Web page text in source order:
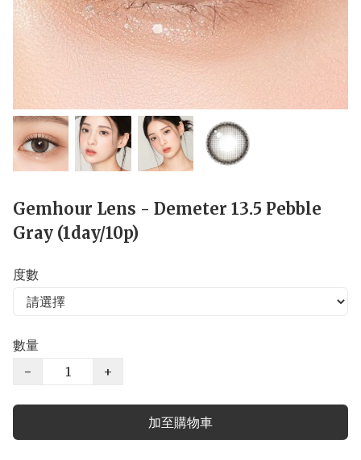
Gemhour Lens - Demeter 13.5 Pebble
Gray (1day/10p)
度數
數量
−
+
加至購物車